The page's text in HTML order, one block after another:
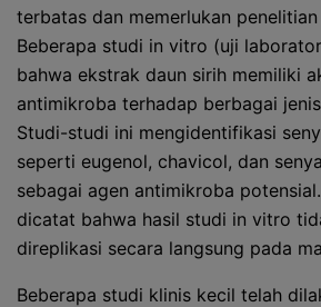
terbatas dan memerlukan
Beberapa studi in vitro (uji
bahwa ekstrak daun sirih memiliki
antimikroba terhadap berbagai
Studi-studi ini mengidentifikasi
seperti eugenol, chavicol, dan
sebagai agen antimikroba
dicatat bahwa hasil studi in vitro
direplikasi secara langsung pada
Beberapa studi klinis kecil telah